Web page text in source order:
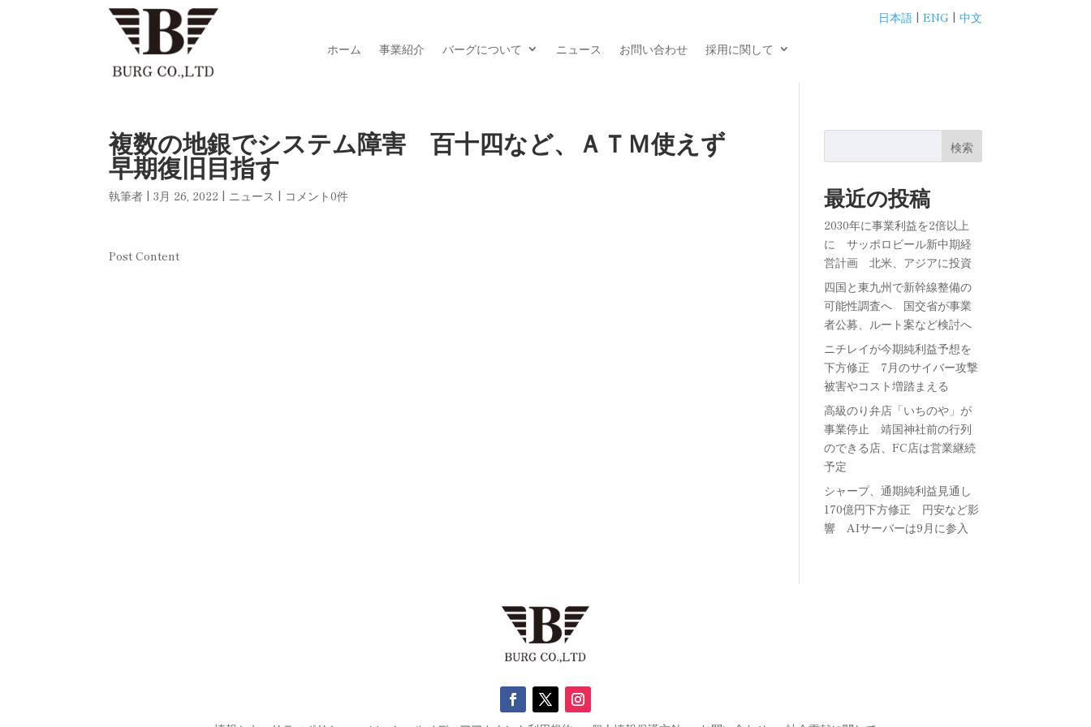
日本語| ENG| 中文
ホーム
事業紹介 バーグについて ニュース お問い合わせ 採用に関して
複数の地銀でシステム障害 百十四など、ＡＴＭ使えず
早期復旧目指す
執筆者 |3月 26, 2022 | ニュース | コメント0件
Post Content
検索
最近の投稿
2030年に事業利益を2倍以上
に サッポロビール新中期経
営計画 北米、アジアに投資
四国と東九州で新幹線整備の
可能性調査へ 国交省が事業
者公募、ルート案など検討へ
ニチレイが今期純利益予想を
下方修正 7月のサイバー攻撃
被害やコスト増踏まえる
高級のり弁店「いちのや」が
事業停止 靖国神社前の行列
のできる店、FC店は営業継続
予定
シャープ、通期純利益見通し
170億円下方修正 円安など影
響 AIサーバーは9月に参入